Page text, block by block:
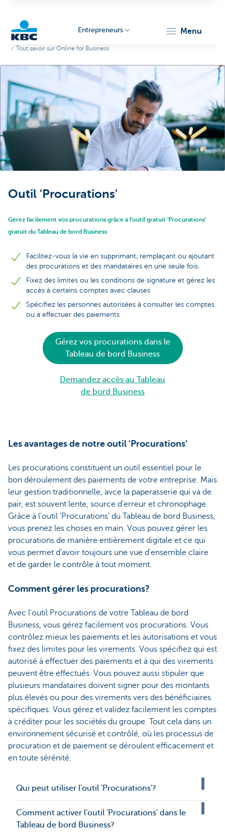
Entrepreneurs menu
Tout savoir sur Online for Business
Outil 'Procurations'
Gérez facilement vos procurations grâce à l'outil gratuit 'Procurations'
gratuit du Tableau de bord Business
Facilitez-vous la vie en supprimant, remplaçant ou ajoutant
des procurations et des mandataires en une seule fois.
Fixez des limites ou les conditions de signature et gérez les
accès à certains comptes avec clauses
Spécifiez les personnes autorisées à consulter les comptes
ou à effectuer des paiements
Gérez vos procurations dans le
Tableau de bord Business
Demandez accès au Tableau
de bord Business
Les avantages de notre outil 'Procurations'
Les procurations constituent un outil essentiel pour le
bon déroulement des paiements de votre entreprise. Mais
leur gestion traditionnelle, avce la paperasserie qui va de
pair, est souvent lente, source d'erreur et chronophage.
Grâce à l'outil 'Procurations' du Tableau de bord Business,
vous prenez les choses en main. Vous pouvez gérer les
procurations de manière entièrement digitale et ce qui
vous permet d'avoir toujours une vue d'ensemble claire
et de garder le contrôle à tout moment.
Comment gérer les procurations?
Avec l'outil Procurations de votre Tableau de bord
Business, vous gérez facilement vos procurations. Vous
contrôlez mieux les paiements et les autorisations et vous
fixez des limites pour les virements. Vous spécifiez qui est
autorisé à effectuer des paiements et à qui des virements
peuvent être effectués. Vous pouvez aussi stipuler que
plusieurs mandataires doivent signer pour des montants
plus élevés ou pour des virements vers des bénéficiaires
spécifiques. Vous gérez et validez facilement les comptes
à créditer pour les sociétés du groupe. Tout cela dans un
environnement sécurisé et contrôlé, où les processus de
procuration et de paiement se déroulent efficacement et
en toute sérénité.
Qui peut utiliser l'outil 'Procurations'?
Comment activer l'outil 'Procurations' dans le
Tableau de bord Business?